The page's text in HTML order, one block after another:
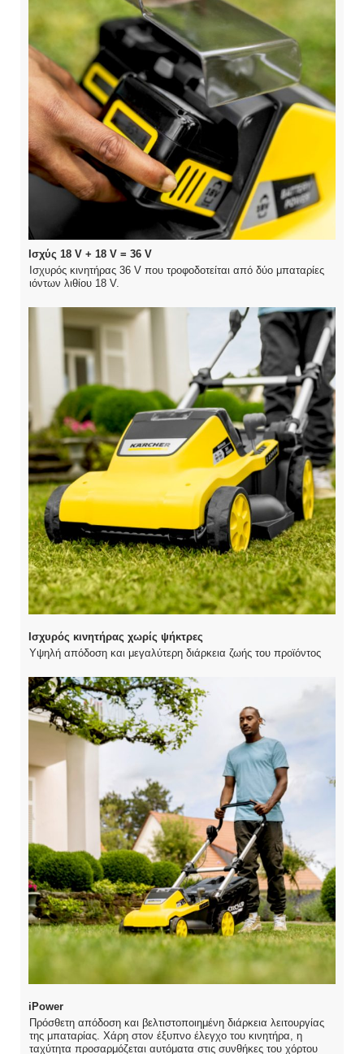
Ισχύς 18 V + 18 V = 36 V
Ισχυρός κινητήρας 36 V που τροφοδοτείται από δύο μπαταρίες
ιόντων λιθίου 18 V.
Ισχυρός κινητήρας χωρίς ψήκτρες
Υψηλή απόδοση και μεγαλύτερη διάρκεια ζωής του προϊόντος
iPower
Πρόσθετη απόδοση και βελτιστοποιημένη διάρκεια λειτουργίας
της μπαταρίας. Χάρη στον έξυπνο έλεγχο του κινητήρα, η
ταχύτητα προσαρμόζεται αυτόματα στις συνθήκες του χόρτου